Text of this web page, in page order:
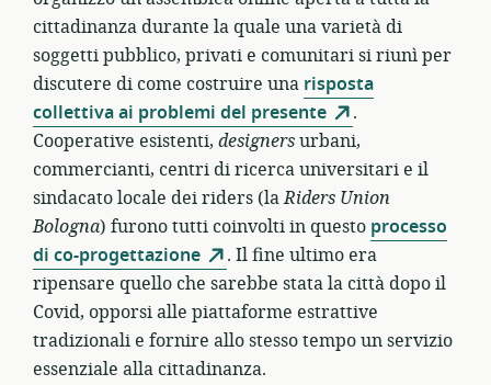
cittadinanza durante la quale una varietà di
soggetti pubblico, privati e comunitari si riunì per
discutere di come costruire una risposta
collettiva ai problemi del presente
.
Cooperative esistenti, designersurbani,
commercianti, centri di ricerca universitari e il
sindacato locale dei riders (laRiders Union
Bologna) furono tutti coinvolti in questo processo
di co-progettazione
. Il fine ultimo era
ripensare quello che sarebbe stata la città dopo il
Covid, opporsi alle piattaforme estrattive
tradizionali e fornire allo stesso tempo un servizio
essenziale alla cittadinanza.